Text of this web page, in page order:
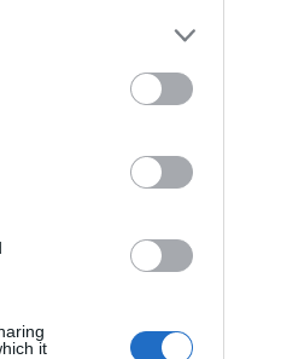
it
ΝΕΑ
116 προσλήψεις ατόμων στην
2026, 14:21